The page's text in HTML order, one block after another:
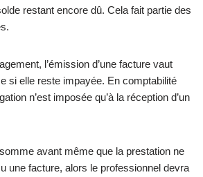
restant encore dû. Cela fait partie des
l’émission d’une facture vaut
si elle reste impayée. En comptabilité
n’est imposée qu’à la réception d’un
avant même que la prestation ne
une facture, alors le professionnel devra